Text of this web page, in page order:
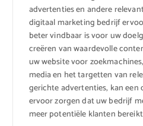
advertenties en andere
digitaal marketing bedrijf
beter vindbaar is voor uw
creëren van waardevolle
uw website voor
media en het targetten van
gerichte advertenties, kan
ervoor zorgen dat uw bedrijf
meer potentiële klanten